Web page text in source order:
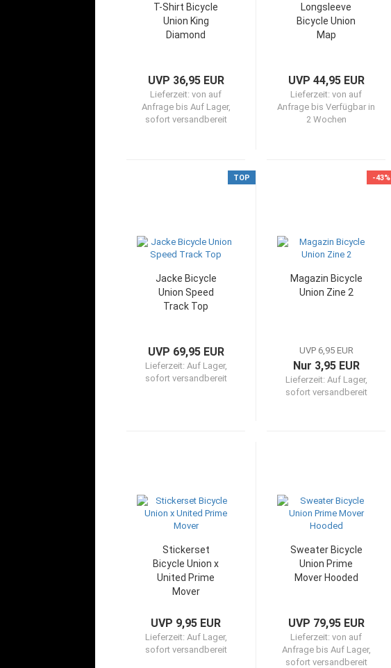
T-Shirt Bicycle
Union King
Diamond
UVP 36,95 EUR
Lieferzeit: von auf
Anfrage bis Auf Lager,
sofort versandbereit
Longsleeve
Bicycle Union
Map
UVP 44,95 EUR
Lieferzeit: von auf
Anfrage bis Verfügbar in
2 Wochen
TOP
Jacke Bicycle
Union Speed
Track Top
UVP 69,95 EUR
Lieferzeit: Auf Lager,
sofort versandbereit
-43%
Magazin Bicycle
Union Zine 2
UVP 6,95 EUR
Nur 3,95 EUR
Lieferzeit: Auf Lager,
sofort versandbereit
Stickerset
Bicycle Union x
United Prime
Mover
UVP 9,95 EUR
Lieferzeit: Auf Lager,
sofort versandbereit
Sweater Bicycle
Union Prime
Mover Hooded
UVP 79,95 EUR
Lieferzeit: von auf
Anfrage bis Auf Lager,
sofort versandbereit